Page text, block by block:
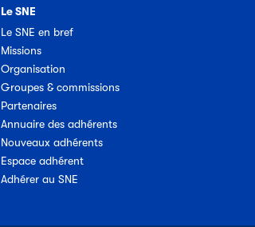
Le SNE
Le SNE en bref
Missions
Organisation
Groupes & commissions
Partenaires
Annuaire des adhérents
Nouveaux adhérents
Espace adhérent
Adhérer au SNE